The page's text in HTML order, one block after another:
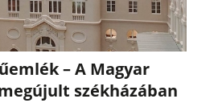
– A Magyar
székházában